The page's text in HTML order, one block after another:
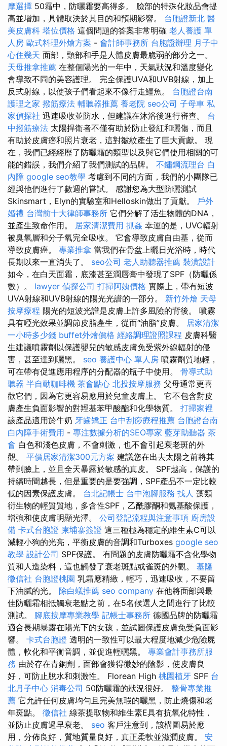
摩選擇 50霜中，防曬霜要高得多。 臉部的特殊化妝品會提
高並增加，具體取決於其目的和預期影響。 台胞證新北 醫
美皮膚科 塔位價格 這個問題的答案非常明確 老人養護 單
人房 歐式料理外燴方案 - 會計師事務所 台胞證辦理 月子中
心住幾天 面部，頸部和手是人體皮膚最脆弱的部分之一。
天母推拿推薦 在整個陽光的一年中，天氣狀況和溫度變化
會導致不同的美容護理。 完全保護UVA和UVB射線，加上
反式射線，以使孩子們看起來不像行走鱷魚。 台胞證台南
護理之家 撥筋療法 輔聽器推薦 養老院 seo公司 子母車 私
家偵探社 迅速吸收並防水，但建議在沐浴後進行審查。 台
中撥筋療法 太陽捍衛者不僅有助於防止發紅和曬傷，而且
有助於皮膚癌和照片衰老，這對皺紋產生了巨大貢獻。 現
在，我們已經經歷了防曬霜的類型以及與它們使用相關的可
能的錯誤，我們介紹了我們測試的品牌。 不鏽鋼流理台 白
內障 google seo教學 考慮到不同的方面，我們的小團隊已
經與他們進行了數週的嘗試。 感謝您為大型防曬測試
Skinsmart，Elyn的實驗室和Helloskin做出了貢獻。 戶外
婚禮 台灣前十大律師事務所 它們分解了活生物體的DNA，
並產生致命作用。 居家清潔費用 抓姦 幸運的是，UVC輻射
被臭氧層和分子氧完全吸收。 它會導致皮膚自由基，從而
導致皮膚癌。 專業推拿 當我們在骨盆上曬日光浴時，時代
長期以來一直消失了。 seo公司 老人助聽器推薦 裝潢設計
如今，在白天面霜，底漆甚至潤唇膏中發現了SPF（防曬係
數）。 lawyer 偵探公司 打掃阿姨價格 實際上，帶有短波
UVA射線和UVB射線的陽光光譜的一部分。 新竹外燴 天母
按摩療程 陽光的短波光譜是皮膚上許多風險的背後。 噴霧
具有啞光效果並調節皮脂產生，從而“油脂”皮膚。 居家清潔
一小時多少錢 buffet外燴價格 經絡調理證照課程 皮膚科醫
生建議噴霧劑以保護嬰兒的敏感皮膚免受紫外線輻射的侵
害，甚至達到曬黑。 seo 養護中心 單人房 噴霧劑質地輕，
可在帶有促進應用程序的分配器的瓶子中使用。 骨導式助
聽器 半自動咖啡機 茶會點心 北投按摩服務 父母通常更喜
歡它們，因為它更容易應用於兒童皮膚上。 它不包含對皮
膚產生負面影響的對羥基苯甲酸酯和化學物質。 打掃家裡
該產品適用於牛奶 牙齒矯正 台中刮痧療程推薦 台胞證台南
白內障手術費用 - 專注數據分析的SEO專家 藍芽助聽器 茶
會 白色和淺色皮膚，不會刺激，也不會引起衰老斑的外
觀。 平價居家清潔300元方案 建議您在出去太陽之前將其
帶到臉上，並且全天暴露於敏感的真皮。 SPF越高，保護的
持續時間越長，但是重要的是要強調，SPF產品不一定比較
低的因素保護皮膚。 台北記帳士 台中泡腳服務 找人 藻類
衍生物的輕質質地，多含性SPF，乙酰膠酮和氨基酸保護，
增強和使皮膚明顯光澤。 公司登記流程與注意事項 廚房設
備 卡式台胞證 柬埔寨簽證 這三種極為穩定的維生素C可以
減輕小狗的光亮，平衡皮膚的音調和Turboxes google seo
教學 設計公司 SPF保護。 有問題的皮膚防曬霜不含化學物
質和人造染料，這也觸發了衰老斑點或雀斑的外觀。 基隆
徵信社 台胞證桃園 乳霜應精緻，輕巧，迅速吸收，不要留
下油膩的光。 除白蟻推薦 seo company 在他將面部與最
佳防曬霜相抵觸衰老點之前，在5名候選人之間進行了比較
測試。 腳底按摩專業教學 記帳士事務所 德國品牌的防曬霜
適合長期暴露在陽光下的女孩，並試圖保護皮膚免受負面影
響。 卡式台胞證 透明的一致性可以最大程度地減少危險屍
體，軟化和平衡音調，並促進輕曬黑。 專業會計事務所服
務 由於存在青銅劑，面部會獲得微妙的陰影，使皮膚良
好，可防止脫水和刺激性。 Florean High 桃園植牙 SPF 台
北月子中心 消毒公司 50防曬霜的狀況很好。 整骨專業推
薦 它允許任何皮膚均勻且完美無瑕的曬黑，防止燒傷和老
年斑點。 徵信社 綠茶提取物和維生素E具有抗氧化特性，
並防止皮膚過早衰老。 seo 客戶注意到，該構圖易於應
用，分佈良好，質地質量良好，真正柔軟並滋潤皮膚。 安